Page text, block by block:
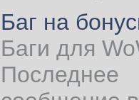
Баг на
Баги для
Последнее